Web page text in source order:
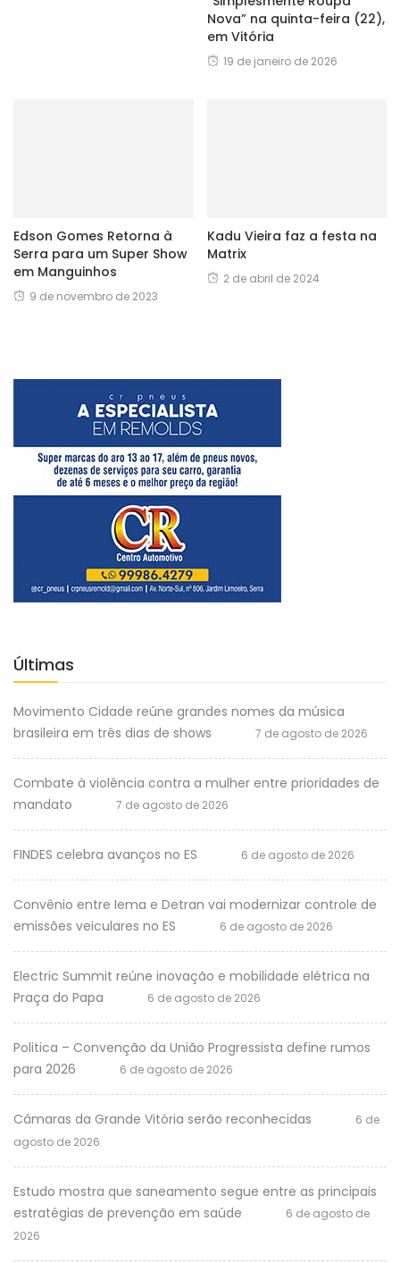
Nova” na quinta-feira (22),
em Vitória
19 de janeiro de 2026
Edson Gomes Retorna à
Serra para um Super Show
em Manguinhos
9 de novembro de 2023
Kadu Vieira faz a festa na
Matrix
2 de abril de 2024
Últimas
Movimento Cidade reúne grandes nomes da música
brasileira em três dias de shows
7 de agosto de 2026
Combate à violência contra a mulher entre prioridades de
mandato
7 de agosto de 2026
FINDES celebra avanços no ES 6 de agosto de 2026
Convênio entre Iema e Detran vai modernizar controle de
emissões veiculares no ES
6 de agosto de 2026
Electric Summit reúne inovação e mobilidade elétrica na
Praça do Papa
6 de agosto de 2026
Politica – Convenção da União Progressista define rumos
para 2026
6 de agosto de 2026
Câmaras da Grande Vitória serão reconhecidas
6 de
agosto de 2026
Estudo mostra que saneamento segue entre as principais
estratégias de prevenção em saúde
6 de agosto de
2026